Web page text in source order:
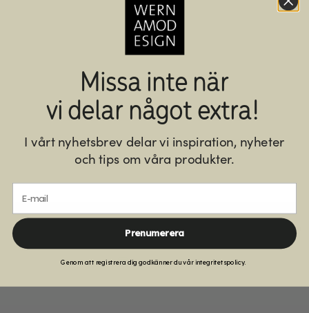
Tillverkat i Sverige Kunnig personal
Betala med Klarna
Missa inte när
vi delar något extra!
I vårt nyhetsbrev delar vi inspiration, nyheter
och tips om våra produkter.
E-mail
Prenumerera
Genom att registrera dig godkänner du vår integritetspolicy.